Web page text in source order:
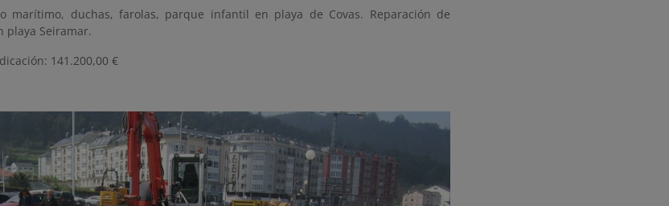
marítimo, duchas, farolas, parque infantil en playa de Covas. Reparación de
playa Seiramar.
141.200,00 €